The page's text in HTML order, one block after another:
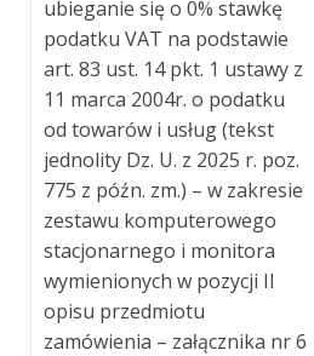
ubieganie się o 0% stawkę
podatku VAT na podstawie
art. 83 ust. 14 pkt. 1 ustawy z
11 marca 2004r. o podatku
od towarów i usług (tekst
jednolity Dz. U. z 2025 r. poz.
775 z późn. zm.) – w zakresie
zestawu komputerowego
stacjonarnego i monitora
wymienionych w pozycji II
opisu przedmiotu
zamówienia – załącznika nr 6